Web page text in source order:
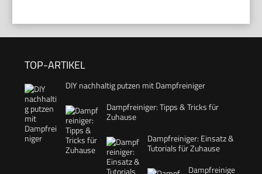
TOP-ARTIKEL
DIY nachhaltig putzen mit Dampfreiniger
Dampfreiniger: Tipps & Tricks für
Zuhause
Dampfreiniger: Einsatz &
Tutorials für Zuhause
Dampfreinige